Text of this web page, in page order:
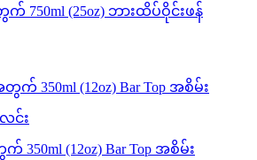
(25oz) ဘားထိပ်ဝိုင်းဖန်
(12oz) Bar Top အစိမ်း